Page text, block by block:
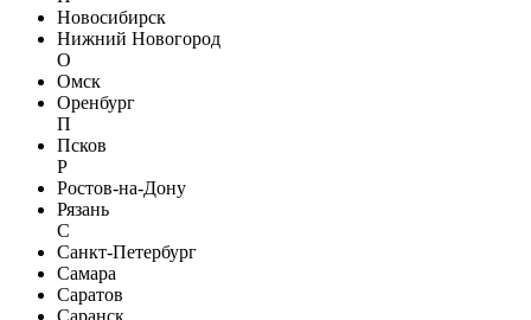
Новосибирск
Нижний Новогород
О
Омск
Оренбург
П
Псков
Р
Ростов-на-Дону
Рязань
С
Санкт-Петербург
Самара
Саратов